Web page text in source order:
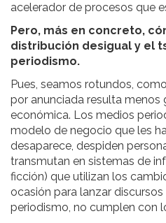
acelerador de procesos que
Pero, más en concreto,
distribución desigual y el
periodismo.
Pues, seamos rotundos,
por anunciada resulta menos
económica. Los medios
modelo de negocio que les
desaparece, despiden
transmutan en sistemas de
ficción) que utilizan los
ocasión para lanzar
periodismo, no cumplen con